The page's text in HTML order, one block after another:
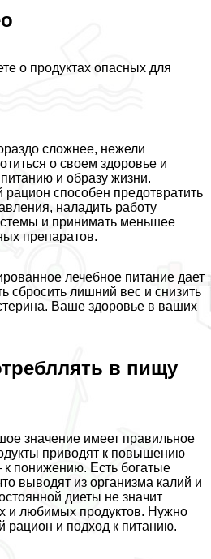
о продуктах опасных для
сложнее, нежели
о своем здоровье и
и образу жизни.
способен предотвратить
наладить работу
и принимать меньшее
препаратов.
лечебное питание дает
сбросить лишний вес и снизить
Ваше здоровье в ваших
в пищу
значение имеет правильное
приводят к повышению
понижению. Есть богатые
выводят из организма калий и
диеты не значит
и любимых продуктов. Нужно
рацион и подход к питанию.